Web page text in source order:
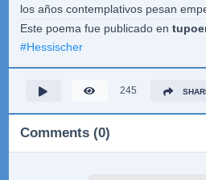
los años contemplativos pesan
Este poema fue publicado en
#Hessischer
245
Comments (0)